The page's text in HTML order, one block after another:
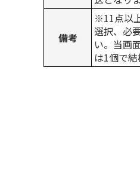
備考
※11点以
選択、必
い。当画
は1個で結